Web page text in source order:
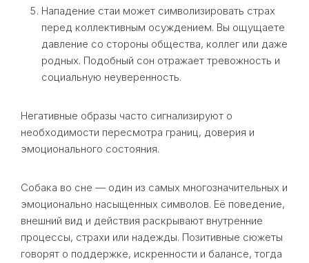
Нападение стаи может символизировать страх
перед коллективным осуждением. Вы ощущаете
давление со стороны общества, коллег или даже
родных. Подобный сон отражает тревожность и
социальную неуверенность.
Негативные образы часто сигнализируют о
необходимости пересмотра границ, доверия и
эмоционального состояния.
Собака во сне — один из самых многозначительных и
эмоционально насыщенных символов. Её поведение,
внешний вид и действия раскрывают внутренние
процессы, страхи или надежды. Позитивные сюжеты
говорят о поддержке, искренности и балансе, тогда